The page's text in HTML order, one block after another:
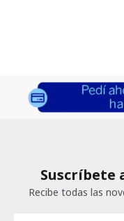
Suscríbete
Recibe todas las